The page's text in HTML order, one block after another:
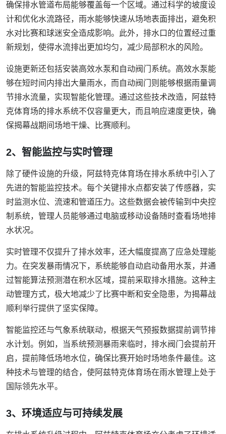
确保排水管道布局能够覆盖每一个区域。通过科学的坡度设
计和优化水流路径，雨水能够快速从场地表面排出，避免积
水对比赛和球迷安全造成影响。此外，排水口的位置经过重
新规划，使得水流排出更加均匀，减少局部积水的风险。
设施更新还包括安装高效水泵和自动阀门系统。高效水泵能
够在短时间内排出大量雨水，而自动阀门则能够根据雨量调
节排水流量，实现智能化管理。通过这些技术改造，阿兹特
克体育场的排水系统不仅容量更大，而且响应速度更快，确
保揭幕战期间场地干燥、比赛顺利。
2、智能监控与实时管理
除了硬件设施的升级，阿兹特克体育场在排水系统中引入了
先进的智能监控技术。每个关键排水点都安装了传感器，实
时监测水位、流速和管道压力。这些数据会被传输到中央控
制系统，管理人员能够通过电脑或移动设备随时查看场地排
水状况。
实时管理不仅提升了排水效率，还大幅度提高了应急处理能
力。在突发暴雨情况下，系统能够自动启动备用水泵，并通
过智能算法预测潜在积水区域，提前采取排水措施。这种主
动管理方式，极大地减少了比赛中断和安全隐患，为揭幕战
顺利举行提供了坚实保障。
智能监控还与气象系统联动，根据天气预报数据提前调节排
水计划。例如，当系统预测暴雨来临时，排水阀门会提前开
启，提前降低场地水位，确保比赛开始时场地条件最佳。这
种技术与管理的结合，使阿兹特克体育场在雨水管理上处于
国际领先水平。
3、环境适应与可持续发展